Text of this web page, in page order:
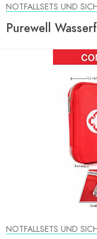
NOTFALLSETS UND
Purewell
NOTFALLSETS UND